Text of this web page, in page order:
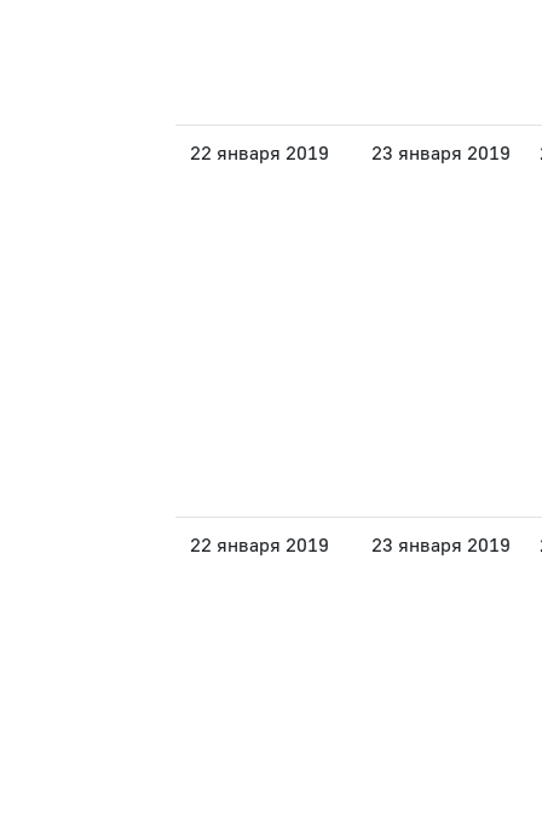
22 января 2019 23 января 2019
22 января 2019 23 января 2019